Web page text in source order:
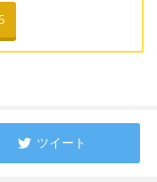
5
ツイート